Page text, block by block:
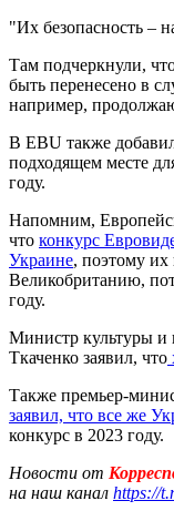
"Их безопасность –
Там подчеркнули,
быть перенесено в
например,
В EBU также
подходящем месте
году.
Напомним,
что конкурс
Украине, поэтому их
Великобританию,
году.
Министр культуры
Ткаченко заявил, что
Также премьер-
заявил, что все же
конкурс в 2023 году.
Новости от
на наш канал https://